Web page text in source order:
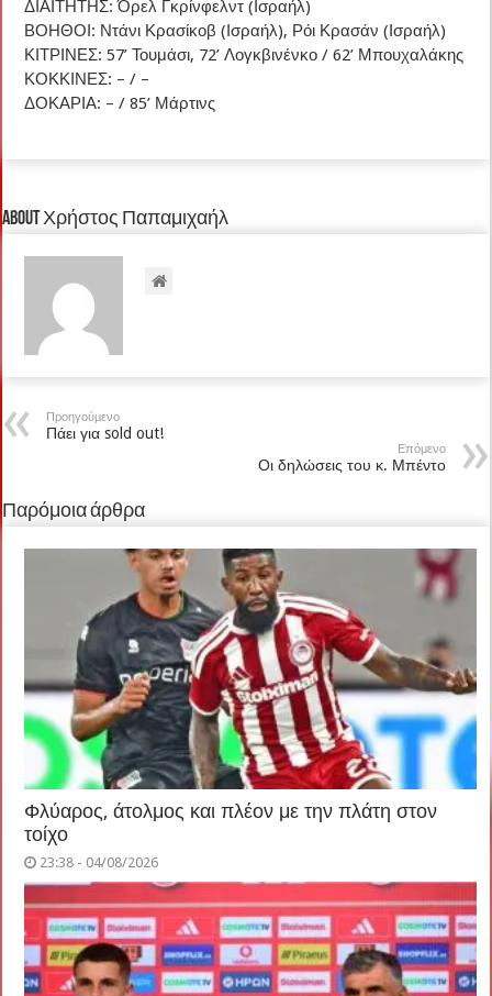
ΔΙΑΙΤΗΤΗΣ: Όρελ Γκρίνφελντ (Ισραήλ)
ΒΟΗΘΟΙ: Ντάνι Κρασίκοβ (Ισραήλ), Ρόι Κρασάν (Ισραήλ)
ΚΙΤΡΙΝΕΣ: 57’ Τουμάσι, 72’ Λογκβινένκο / 62’ Μπουχαλάκης
ΚΟΚΚΙΝΕΣ: – / –
ΔΟΚΑΡΙΑ: – / 85’ Μάρτινς
About Χρήστος Παπαμιχαήλ
Προηγούμενο
Πάει για sold out!
Επόμενο
Οι δηλώσεις του κ. Μπέντο
Παρόμοια άρθρα
Φλύαρος, άτολμος και πλέον με την πλάτη στον
τοίχο
23:38 - 04/08/2026